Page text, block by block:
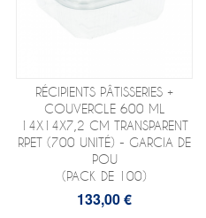
RÉCIPIENTS PÂTISSERIES +
COUVERCLE 600 ML
14X14X7,2 CM TRANSPARENT
RPET (700 UNITÉ) - GARCIA DE
POU
(PACK DE 100)
133,00 €